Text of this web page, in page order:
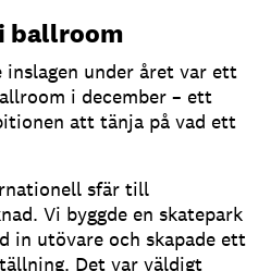
ballroom
inslagen under året var ett
i december – ett
att tänja på vad ett
sfär till
Vi byggde en skatepark
in utövare och skapade ett
Det var väldigt